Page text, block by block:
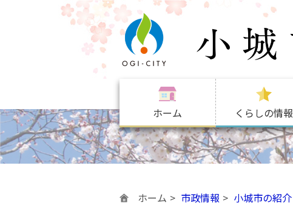
ホーム くらしの情報
ホーム 市政情報 小城市の紹介